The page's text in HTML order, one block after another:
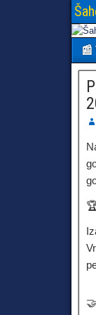
📰